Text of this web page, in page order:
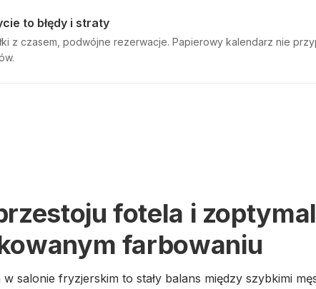
to błędy i straty
z czasem, podwójne rezerwacje. Papierowy kalendarz nie
fotela i
farbowaniu
salonie fryzjerskim to stały balans między szybkimi